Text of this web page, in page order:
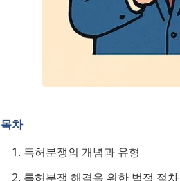
목차
특허분쟁의 개념과 유형
특허분쟁 해결을 위한 법적 절차